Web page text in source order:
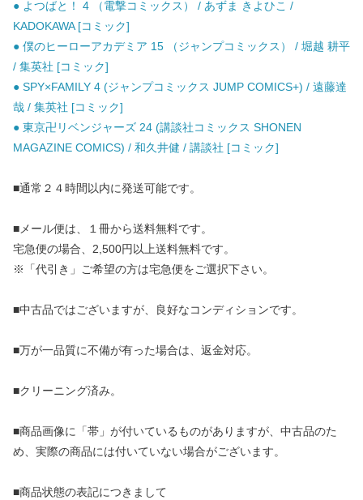
● よつばと！ 4 （電撃コミックス） / あずま きよひこ /
KADOKAWA [コミック]
● 僕のヒーローアカデミア 15 （ジャンプコミックス） / 堀越 耕平
/ 集英社 [コミック]
● SPY×FAMILY 4 (ジャンプコミックス JUMP COMICS+) / 遠藤達
哉 / 集英社 [コミック]
● 東京卍リベンジャーズ 24 (講談社コミックス SHONEN
MAGAZINE COMICS) / 和久井健 / 講談社 [コミック]
■通常２４時間以内に発送可能です。
■メール便は、１冊から送料無料です。
宅急便の場合、2,500円以上送料無料です。
※「代引き」ご希望の方は宅急便をご選択下さい。
■中古品ではございますが、良好なコンディションです。
■万が一品質に不備が有った場合は、返金対応。
■クリーニング済み。
■商品画像に「帯」が付いているものがありますが、中古品のた
め、実際の商品には付いていない場合がございます。
■商品状態の表記につきまして